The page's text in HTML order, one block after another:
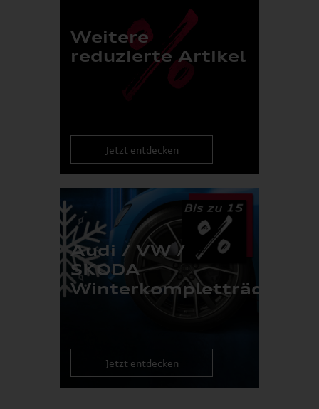
Weitere
reduzierte Artikel
Jetzt entdecken
Audi / VW /
SKODA
Winterkompletträder
Jetzt entdecken